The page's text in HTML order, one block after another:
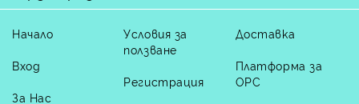
Начало
Вход
За Нас
Условия за
ползване
Регистрация
Доставка
Платформа за
ОРС